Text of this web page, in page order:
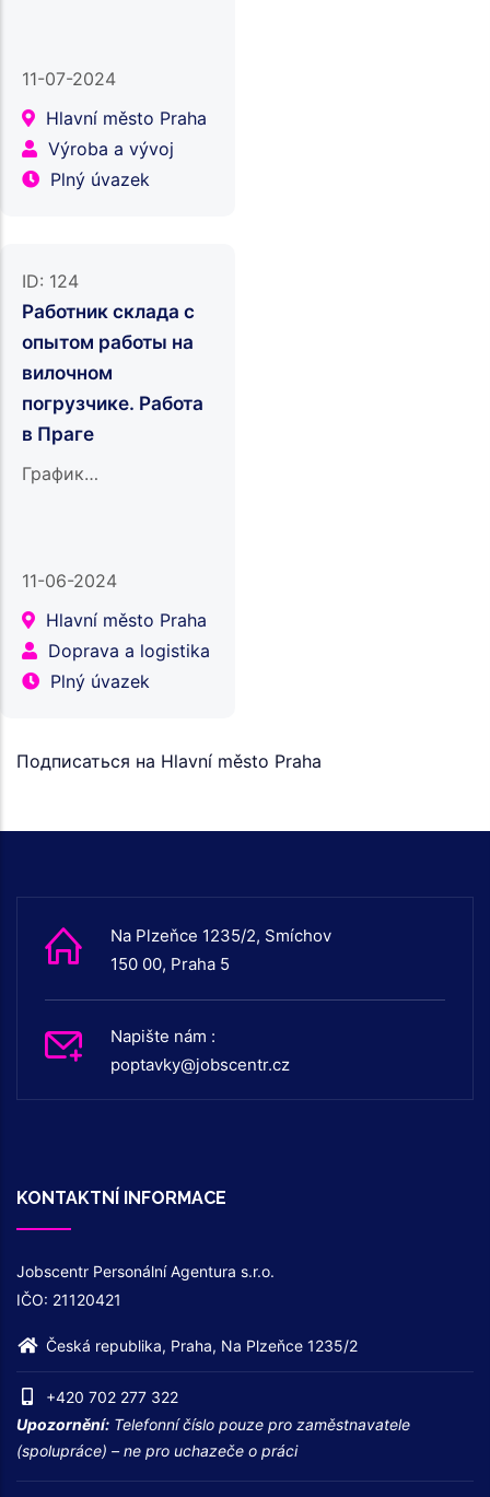
11-07-2024
Hlavní město Praha
Výroba a vývoj
Plný úvazek
ID: 124
Работник склада с
опытом работы на
вилочном
погрузчике. Работа
в Праге
График…
11-06-2024
Hlavní město Praha
Doprava a logistika
Plný úvazek
Подписаться на Hlavní město Praha
Na Plzeňce 1235/2, Smíchov
150 00, Praha 5
Napište nám :
poptavky@jobscentr.cz
KONTAKTNÍ INFORMACE
Jobscentr Personální Agentura s.r.o.
IČO: 21120421
Česká republika, Praha, Na Plzeňce 1235/2
+420 702 277 322
Upozornění: Telefonní číslo pouze pro zaměstnavatele
(spolupráce) – ne pro uchazeče o práci